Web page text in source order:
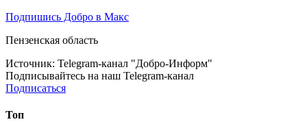
Подпишись Добро в Макс
Пензенская область
Источник: Telegram-канал "Добро-Информ"
Подписывайтесь на наш Telegram-канал
Подписаться
Топ